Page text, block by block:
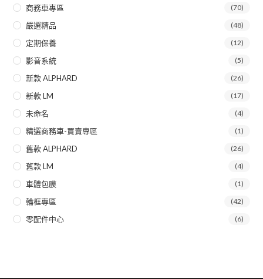
商務車專區 (70)
嚴選精品 (48)
定期保養 (12)
影音系統 (5)
新款 ALPHARD (26)
新款 LM (17)
未命名 (4)
精選商務車-買賣專區 (1)
舊款 ALPHARD (26)
舊款 LM (4)
車體包膜 (1)
輪框專區 (42)
零配件中心 (6)